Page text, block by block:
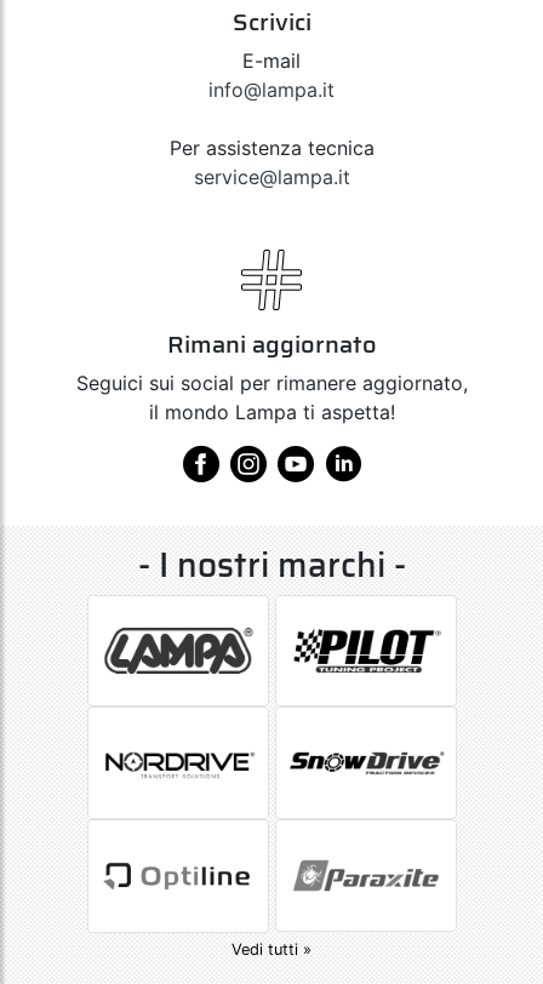
Scrivici
E-mail
info@lampa.it
Per assistenza tecnica
service@lampa.it
Rimani aggiornato
Seguici sui social per rimanere aggiornato,
il mondo Lampa ti aspetta!
- I nostri marchi -
Vedi tutti »